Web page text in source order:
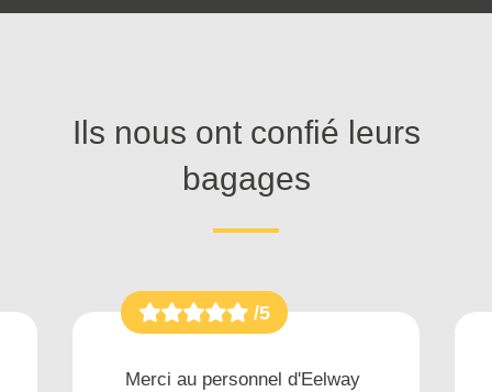
Ils nous ont confié leurs
bagages
/5
Merci au personnel d'Eelway